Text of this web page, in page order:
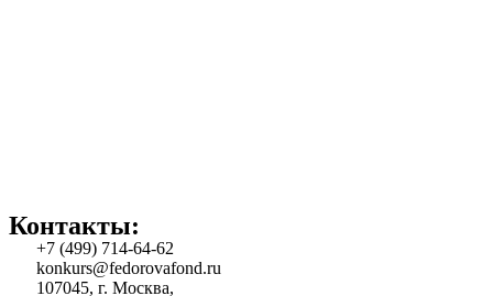
Контакты:
+7 (499) 714-64-62
konkurs@fedorovafond.ru
107045, г. Москва,